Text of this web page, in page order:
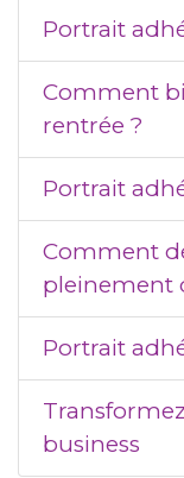
Portrait
Comment
rentrée ?
Portrait
Comment
pleinement
Portrait
business